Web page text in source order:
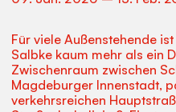
Für viele Außenstehende
Salbke kaum mehr als ein
Zwischenraum zwischen
Magdeburger Innenstadt,
verkehrsreichen